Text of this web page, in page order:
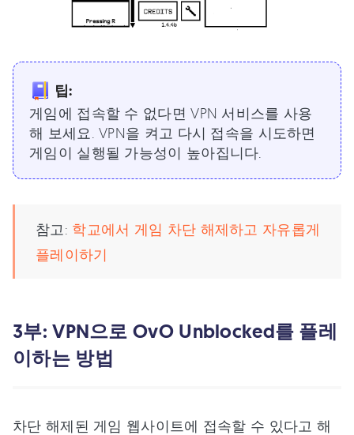
팁:
게임에 접속할 수 없다면 VPN 서비스를 사용
해 보세요. VPN을 켜고 다시 접속을 시도하면
게임이 실행될 가능성이 높아집니다.
참고: 학교에서 게임 차단 해제하고 자유롭게
플레이하기
3부: VPN으로 OvO Unblocked를 플레
이하는 방법
차단 해제된 게임 웹사이트에 접속할 수 있다고 해